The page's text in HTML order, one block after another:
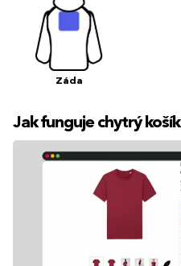
Záda
Jak funguje chytrý košík